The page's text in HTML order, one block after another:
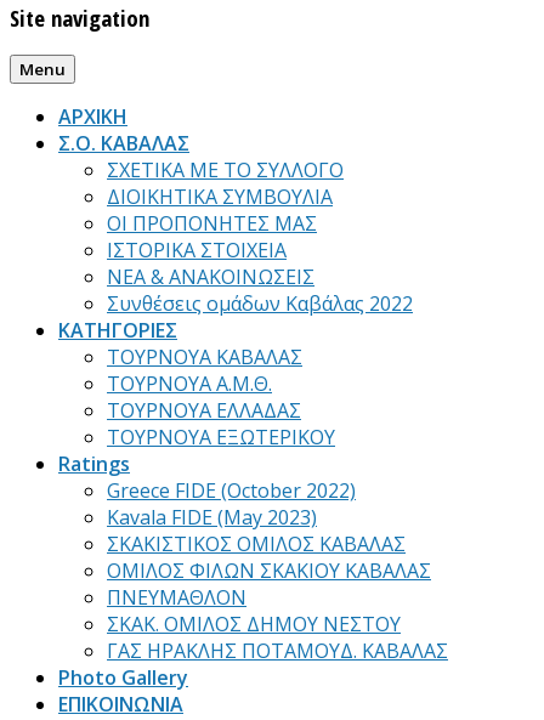
Site navigation
Menu
ΑΡΧΙΚΗ
Σ.Ο. ΚΑΒΑΛΑΣ
ΣΧΕΤΙΚΑ ΜΕ ΤΟ ΣΥΛΛΟΓΟ
ΔΙΟΙΚΗΤΙΚΑ ΣΥΜΒΟΥΛΙΑ
ΟΙ ΠΡΟΠΟΝΗΤΕΣ ΜΑΣ
ΙΣΤΟΡΙΚΑ ΣΤΟΙΧΕΙΑ
ΝΕΑ & ΑΝΑΚΟΙΝΩΣΕΙΣ
Συνθέσεις ομάδων Καβάλας 2022
ΚΑΤΗΓΟΡΙΕΣ
ΤΟΥΡΝΟΥΑ ΚΑΒΑΛΑΣ
ΤΟΥΡΝΟΥΑ Α.Μ.Θ.
ΤΟΥΡΝΟΥΑ ΕΛΛΑΔΑΣ
ΤΟΥΡΝΟΥΑ ΕΞΩΤΕΡΙΚΟΥ
Ratings
Greece FIDE (October 2022)
Kavala FIDE (May 2023)
ΣΚΑΚΙΣΤΙΚΟΣ ΟΜΙΛΟΣ ΚΑΒΑΛΑΣ
ΟΜΙΛΟΣ ΦΙΛΩΝ ΣΚΑΚΙΟΥ ΚΑΒΑΛΑΣ
ΠΝΕΥΜΑΘΛΟΝ
ΣΚΑΚ. ΟΜΙΛΟΣ ΔΗΜΟΥ ΝΕΣΤΟΥ
ΓΑΣ ΗΡΑΚΛΗΣ ΠΟΤΑΜΟΥΔ. ΚΑΒΑΛΑΣ
Photo Gallery
ΕΠΙΚΟΙΝΩΝΙΑ